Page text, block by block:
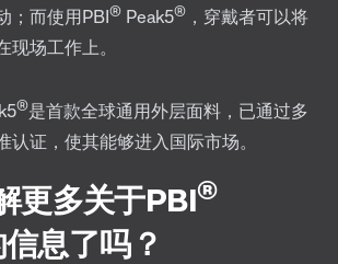
；而使用PBI® Peak5® ，穿戴者可以将
现场工作上。
®是首款全球通用外层面料，已通过多
认证，使其能够进入国际市场。
更多关于PBI®
息了吗？